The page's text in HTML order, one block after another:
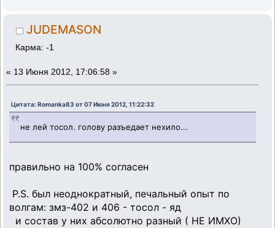
JUDEMASON
Карма: -1
« 13 Июня 2012, 17:06:58 »
Цитата: Romanka83 от 07 Июня 2012, 11:22:32
не лей тосол. голову разъедает нехило...
правильно на 100% согласен
P.S. был неоднократный, печальный опыт по
волгам: змз-402 и 406 - тосол - яд
и состав у них абсолютно разный ( НЕ ИМХО)